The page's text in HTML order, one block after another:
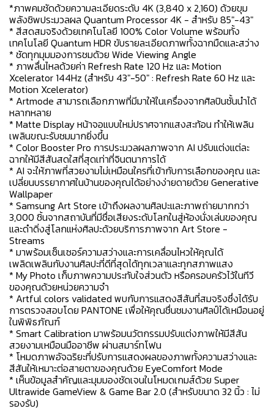
*ภาพคมชัดด้วยความละเอียดระดับ 4K (3,840 x 2,160) ด้วยขุม
พลังชิพประมวลผล Quantum Processor 4K - สำหรับ 85"-43"
* สีสดสมจริงด้วยเทคโนโลยี 100% Color Volume พร้อมทั้ง
เทคโนโลยี Quantum HDR ขับรายละเอียดภาพทั้งฉากมืดและสว่าง
* ชัดทุกมุมมองการชมด้วย Wide Viewing Angle
* ภาพลื่นไหลด้วยค่า Refresh Rate 120 Hz และ Motion
Xcelerator 144Hz (สำหรับ 43"-50" : Refresh Rate 60 Hz และ
Motion Xcelerator)
* Artmode สามารถเลือกภาพที่มีมาให้ในเครื่องจากศิลปินชั้นนำได้
หลากหลาย
* Matte Display หน้าจอแบบใหม่ปราศจากแสงสะท้อน ทำให้เพลิน
เพลินขณะรับชมมากยิ่งขึ้น
* Color Booster Pro การประมวลผลภาพจาก AI ปรับแต่งแต่ละ
ฉากให้มีสีสันสดใสที่สุดเท่าที่จินตนาการได้
* AI จะให้ภาพที่สวยงามไม่เหมือนใครที่เข้ากับการเลือกของคุณ และ
เปลี่ยนบรรยากาศในบ้านของคุณได้อย่างง่ายดายด้วย Generative
Wallpaper
* Samsung Art Store เข้าถึงผลงานศิลปะและภาพถ่ายมากกว่า
3,000 ชิ้นจากสถาบันที่มีชื่อเสียงระดับโลกในสู่ห้องนั่งเล่นของคุณ
และดำดิ่งสู่โลกแห่งศิลปะด้วยบริการภาพจาก Art Store -
Streams
* มาพร้อมเซ็นเซอร์ความสว่างและการเคลื่อนไหวให้คุณได้
เพลิดเพลินกับงานศิลปะที่ดีที่สุดได้ทุกเวลาและทุกสภาพแสง
* My Photo เก็บภาพความประทับใจส่วนตัว หรือครอบครัวไว้ในทีวี
ของคุณด้วยหน่วยความจำ
* Artful colors validated พบกับการแสดงสีสันที่สมจริงซึ่งได้รับ
การตรวจสอบโดย PANTONE เพื่อให้คุณชื่นชมงานศิลป์ได้เหมือนอยู่
ในพิพิธภัณฑ์
* Smart Calibration มาพร้อมนวัตกรรมปรับแต่งภาพให้มีสีสัน
สวยงามเหมือนมืออาชีพ ผ่านสมาร์ทโฟน
* โหมดภาพอัจฉริยะที่ปรับการแสดงผลของภาพทั้งความสว่างและ
สีสันให้เหมาะต่อสายตาของคุณด้วย EyeComfort Mode
* เห็นข้อมูลสำคัญและมุมมองชัดเจนในโหมดเกมส์ด้วย Super
Ultrawide GameView & Game Bar 2.0 (สำหรับขนาด 32 นิ้ว : ไม่
รองรับ)